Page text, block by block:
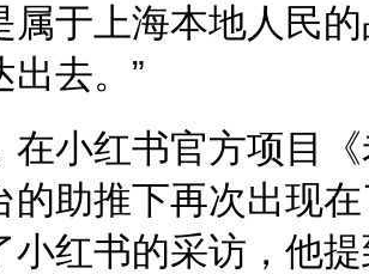
属于上海本地人民
出去。”
在小红书官方项目
的助推下再次出现
小红书的采访，他